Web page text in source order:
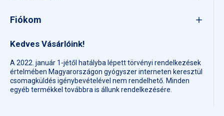
Fiókom
Kedves Vásárlóink!
A 2022. január 1-jétől hatályba lépett törvényi rendelkezések
értelmében Magyarországon gyógyszer interneten keresztül
csomagküldés igénybevételével nem rendelhető. Minden
egyéb termékkel továbbra is állunk rendelkezésére.